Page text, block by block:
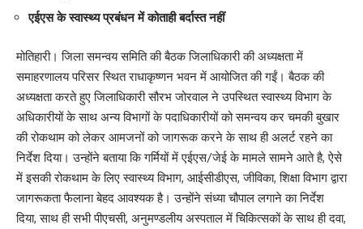
एईएस के स्वास्थ्य प्रबंधन में कोताही बर्दास्त नहीं
मोतिहारी। जिला समन्वय समिति की बैठक जिलाधिकारी की अध्यक्षता में
समाहरणालय परिसर स्थित राधाकृष्णन भवन में आयोजित की गईं। बैठक की
अध्यक्षता करते हुए जिलाधिकारी सौरभ जोरवाल ने उपस्थित स्वास्थ्य विभाग के
अधिकारीयों के साथ अन्य विभागों के पदाधिकारीयों को समन्वय कर चमकी बुखार
की रोकथाम को लेकर आमजनों को जागरूक करने के साथ ही अलर्ट रहने का
निर्देश दिया। उन्होंने बताया कि गर्मियों में एईएस/जेई के मामले सामने आते है, ऐसे
में इसकी रोकथाम के लिए स्वास्थ्य विभाग, आईसीडीएस, जीविका, शिक्षा विभाग द्वारा
जागरूकता फैलाना बेहद आवश्यक है। उन्होंने संध्या चौपाल लगाने का निर्देश
दिया, साथ ही सभी पीएचसी, अनुमण्डलीय अस्पताल में चिकित्सकों के साथ ही दवा,